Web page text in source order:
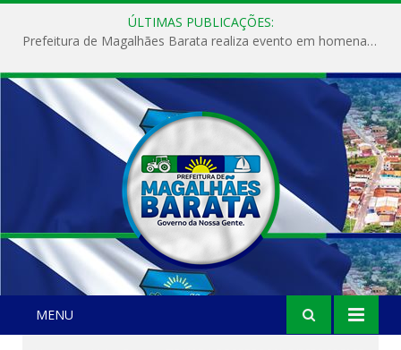
ÚLTIMAS PUBLICAÇÕES:
Prefeitura de Magalhães Barata realiza evento em homenagem ao Dia Internacional da Mulher
MENU